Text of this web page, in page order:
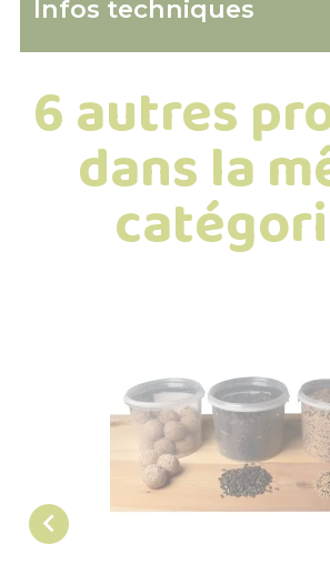
Infos techniques
6 autres
dans la
